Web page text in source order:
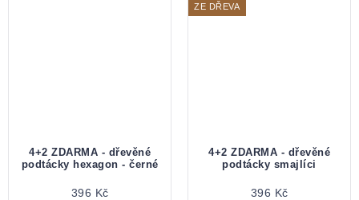
4+2 ZDARMA - dřevěné
podtácky hexagon - černé
396 Kč
ZE DŘEVA
4+2 ZDARMA - dřevěné
podtácky smajlíci
396 Kč